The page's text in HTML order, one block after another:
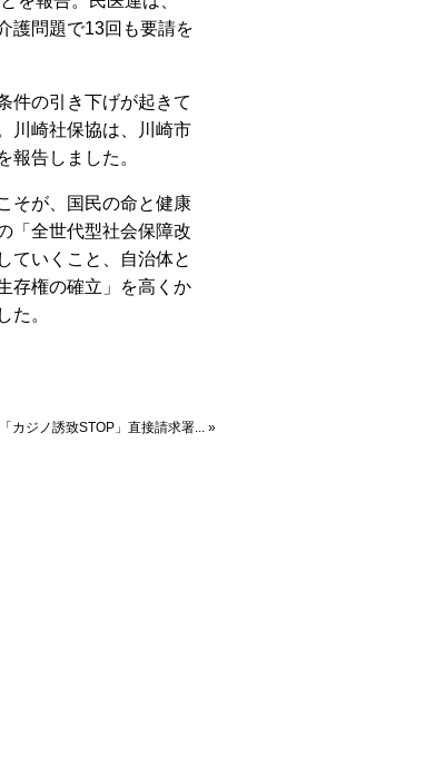
護問題で13回も要請を
件の引き下げが起きて
川崎社保協は、川崎市
報告しました。
そが、国民の命と健康
「全世代型社会保障改
ていくこと、自治体と
存権の確立」を高くか
た。
「カジノ誘致STOP」直接請求署... »